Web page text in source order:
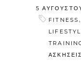
5
FITNESS ,
ΑΣΚΗΣΕΙΣ